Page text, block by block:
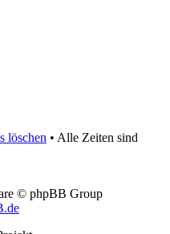
löschen • Alle Zeiten sind
© phpBB Group